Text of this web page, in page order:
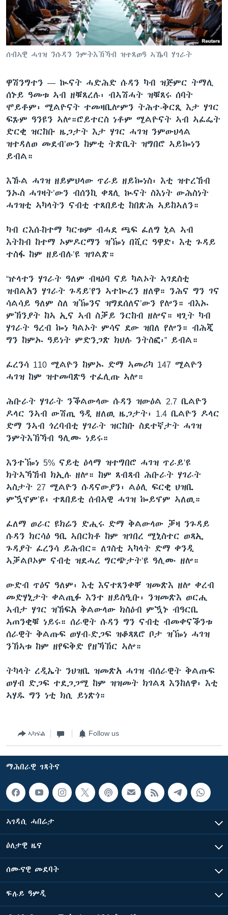
ቂሔ ጽልሚ
ቋንቋታት
ሰብኣዊ ሓገዝ ንሱዳን ንምትእኽኻብ ዝተጸወዓ ኣኼባ ሃገራት
ዋሽንግተን — ኲናት ሓድሕድ ሱዳን ካብ ዝጅምር ትማሊ
ሰኑይ ዓመቱ ኣብ ዘቑጸረሉ፡ ብኣሽሓት ዝቑጸሩ ሰባት
ሞይቶም፡ ሚልዮናት ተመዛቢሎምን ትሕተ-ቅርጺ እታ ሃገር
ፍጹም ዓንዩን ኣሎ።ሮይተርስ ነቶም ሚልዮናት ኣብ ኣፈፌት
ድርቂ ዝርከቡ ዜጋታት እታ ሃገር ሓገዝ ንምውህላል
ዝተዳለወ መደብ’ውን ከምቲ ትጽቢት ዝግበሮ ኣይኰነን
ይብል።
እኹል ሓገዝ ዘይምህላው ጥራይ ዘይኰነስ፡ እቲ ዝተረኸብ
ንኡስ ሓገዛት’ውን ብሰንኪ ቀጻሊ ኲናት ስእነት ውሕስነት
ሓገዝቲ ኣካላትን ናብቲ ተጸበይቲ ከበጽሕ ኣይከኣለን።
ካብ ርእሰ-ከተማ ካርቱም ብሓደ ጫፍ ፈለግ ኒል ኣብ
እትከብ ከተማ ኦምዶርማን ዝዀነ በሺር ዓዋድ፡ እቲ ጉዳይ
ተስፋ ከም ዘይብሉ’ዩ ዝገልጽ።
“ኵላተን ሃገራት ዓለም ብዛዕባ ናይ ካልኦት ኣገደስቲ
ዝብልአን ሃገራት ጉዳይ’የን ኣተኲረን ዘለዋ። ንሕና ግን ገና
ሳልሳይ ዓለም ስለ ዝዀንና ዝግደሰለና’ውን የሎን። ብእኡ
ምኽንያት ከኣ ኢና ኣብ ስቓይ ንርከብ ዘሎና። ዛጊት ካብ
ሃገራት ዓረብ ኰነ ካልኦት ምሳና ደው ዝበለ የሎን። ብሕጂ
ግን ከምኡ ዓይነት ምድንጋጽ ክህሉ ንትስፎ፡” ይብል።
ፈረንሳ 110 ሚልዮን ከምኡ ድማ ኣመሪካ 147 ሚልዮን
ሓገዝ ከም ዝተመባጽዓ ተፈሊጡ ኣሎ።
ሕቡራት ሃገራት ንቕልውላው ሱዳን ዝውዕል 2.7 ቢልዮን
ዶላር ንኣብ ውሽጢ ዓዲ ዘለዉ ዜጋታት፡ 1.4 ቢልዮን ዶላር
ድማ ንኣብ ጎረባብቲ ሃገራት ዝርከቡ ስደተኛታት ሓገዝ
ንምትእኽኻብ ዓሊሙ ነይሩ።
እንተዀነ 5% ናይቲ ዕላማ ዝተግበሮ ሓገዝ ጥራይ’ዩ
ክትኣኻኸብ ክኢሉ ዘሎ። ከም ጸብጻብ ሕቡራት ሃገራት
ኣስታት 27 ሚልዮን ሱዳናውያን፡ ልዕሊ ፍርቂ ህዝቢ
ምዃኖም’ዩ፡ ተጸበይቲ ሰብኣዊ ሓገዝ ኰይኖም ኣለዉ።
ፈለማ ወራር ዩክሬን ድሒሩ ድማ ቅልውላው ቓዛ ንጉዳይ
ሱዳን ክርሳዕ ዓቢ ኣበርክቶ ከም ዝገበረ ሚኒስተር ወጻኢ
ጉዳያት ፈረንሳ ይሕብር። ለገስቲ ኣካላት ድማ ቀንዲ
ኣቓልቦኦም ናብቲ ዝደሓረ ግርጭታት’ዩ ዓሊሙ ዘሎ።
ውድብ ጥዕና ዓለም፡ እቲ እናተጸንቀቐ ዝመጽእ ዘሎ ቀረብ
መድሃኒታት ቀልጢፉ እንተ ዘይስዒቡ፡ ንዝመጽእ ወርሒ
ኣብታ ሃገር ዝኸፍአ ቅልውላው ክስዕብ ምዃኑ ብዓርቢ
ኣጠንቂቑ ነይሩ። ሰራዊት ሱዳን ግን ናብቲ ብመቀናቕንቱ
ሰራዊት ቅልጡፍ ወሃብ-ድጋፍ ዝቆጻጸሮ ቦታ ዝዀነ ሓገዝ
ንኽኣቱ ከም ዘየፍቅድ የዘኻኽር ኣሎ።
ትካላት ረዲኤት ንህዝቢ ዝመጽአ ሓገዝ ብሰራዊት ቅልጡፍ
ወሃብ ድጋፍ ተደጋጋሚ ከም ዝዝመት ክገልጻ እንከለዋ፡ እቲ
ኣሃዱ ግን ነቲ ክሲ ይነጽጎ።
ኣካፍል Follow us
ማሕበራዊ ገጻትና
ኣገዳሲ ሓበሬታ
ዕለታዊ ዜና
ሰሙናዊ መደባት
ፍሉይ ዓምዲ